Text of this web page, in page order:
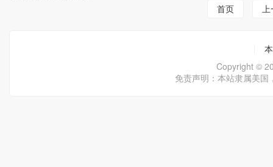
首页
上
Copyright ©
免责声明：本站隶属美